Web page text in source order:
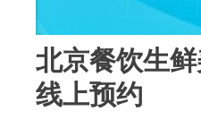
北京餐饮生
线上预约